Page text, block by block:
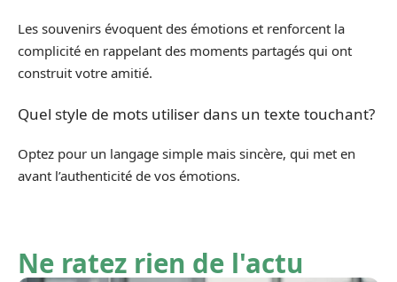
Les souvenirs évoquent des émotions et renforcent la
complicité en rappelant des moments partagés qui ont
construit votre amitié.
Quel style de mots utiliser dans un texte touchant?
Optez pour un langage simple mais sincère, qui met en
avant l’authenticité de vos émotions.
Ne ratez rien de l'actu